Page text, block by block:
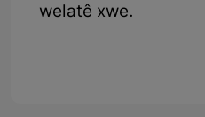
welatê xwe.